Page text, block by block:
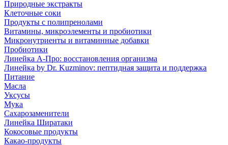
Природные экстракты
Клеточные соки
Продукты с полипренолами
Витамины, микроэлементы и пробиотики
Микронутриенты и витаминные добавки
Пробиотики
Линейка А-Про: восстановления организма
Линейка by Dr. Kuzminov: пептидная защита и поддержка
Питание
Масла
Уксусы
Мука
Сахарозаменители
Линейка Ширатаки
Кокосовые продукты
Какао-продукты